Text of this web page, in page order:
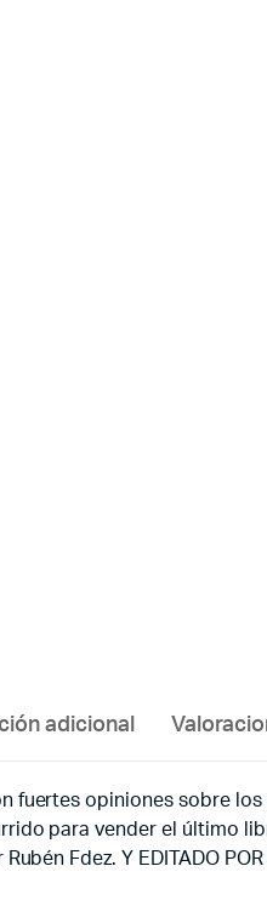
adicional
fuertes opiniones sobre
para vender el último
Fdez. Y EDITADO